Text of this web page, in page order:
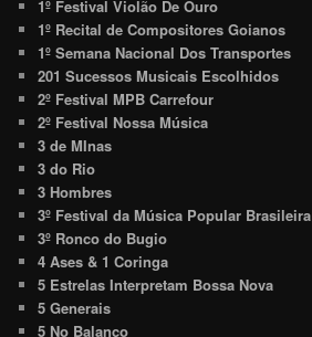
1º Festival Violão De Ouro
1º Recital de Compositores Goianos
1º Semana Nacional Dos Transportes
201 Sucessos Musicais Escolhidos
2º Festival MPB Carrefour
2º Festival Nossa Música
3 de MInas
3 do Rio
3 Hombres
3º Festival da Música Popular Brasileira
3º Ronco do Bugio
4 Ases & 1 Coringa
5 Estrelas Interpretam Bossa Nova
5 Generais
5 No Balanço